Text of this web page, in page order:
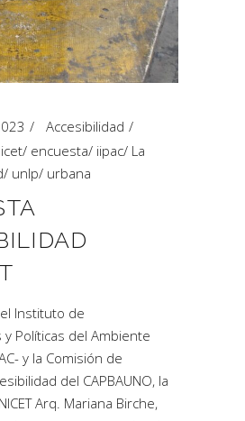
Accesibilidad
/ encuesta/ iipac/ La
/ unlp/ urbana
Instituto de
y Políticas del Ambiente
y la Comisión de
del CAPBAUNO, la
Arq. Mariana Birche,